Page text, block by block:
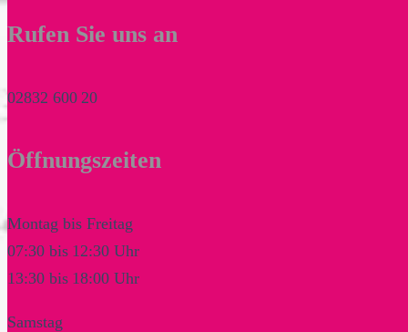
Rufen Sie uns an
02832 600 20
Öffnungszeiten
Montag bis Freitag
07:30 bis 12:30 Uhr
13:30 bis 18:00 Uhr
Samstag